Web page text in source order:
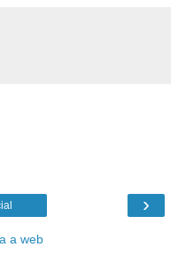
›
a web